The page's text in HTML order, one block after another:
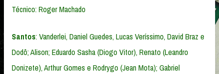
Técnico: Roger Machado
Santos: Vanderlei, Daniel Guedes, Lucas Veríssimo, David Braz e
Dodô; Alison; Eduardo Sasha (Diogo Vitor), Renato (Leandro
Donizete), Arthur Gomes e Rodrygo (Jean Mota); Gabriel